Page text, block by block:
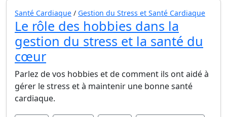
Santé Cardiaque / Gestion du Stress et Santé Cardiaque
Le rôle des hobbies dans la
gestion du stress et la santé du
cœur
Parlez de vos hobbies et de comment ils ont aidé à
gérer le stress et à maintenir une bonne santé
cardiaque.